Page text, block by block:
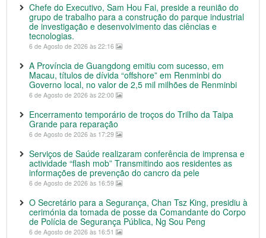
Chefe do Executivo, Sam Hou Fai, preside a reunião do
grupo de trabalho para a construção do parque industrial
de investigação e desenvolvimento das ciências e
tecnologias.
6 de Agosto de 2026 às 22:16
A Província de Guangdong emitiu com sucesso, em
Macau, títulos de dívida “offshore” em Renminbi do
Governo local, no valor de 2,5 mil milhões de Renminbi
6 de Agosto de 2026 às 22:00
Encerramento temporário de troços do Trilho da Taipa
Grande para reparação
6 de Agosto de 2026 às 17:29
Serviços de Saúde realizaram conferência de imprensa e
actividade “flash mob” Transmitindo aos residentes as
informações de prevenção do cancro da pele
6 de Agosto de 2026 às 16:59
O Secretário para a Segurança, Chan Tsz King, presidiu à
cerimónia da tomada de posse da Comandante do Corpo
de Polícia de Segurança Pública, Ng Sou Peng
6 de Agosto de 2026 às 16:51